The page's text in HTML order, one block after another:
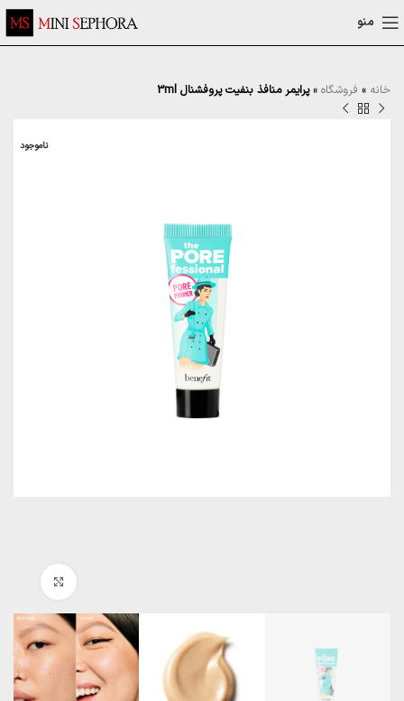
منو
خانه » فروشگاه »پرایمر منافذ بنفیت پروفشنال 3ml
ناموجود